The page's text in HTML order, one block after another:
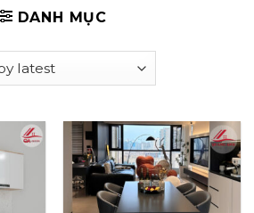
DANH MỤC